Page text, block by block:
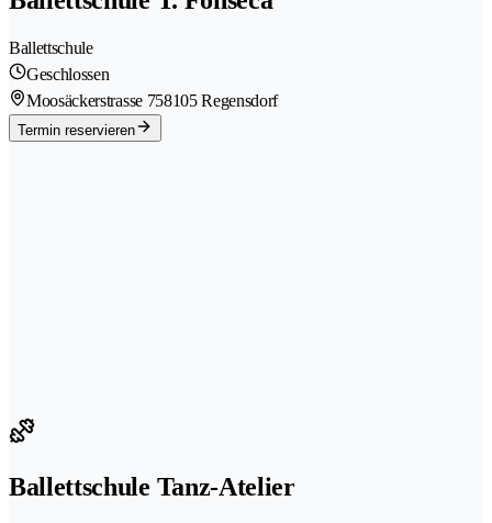
Ballettschule
Geschlossen
Moosäckerstrasse 758105 Regensdorf
Termin reservieren
Ballettschule Tanz-Atelier